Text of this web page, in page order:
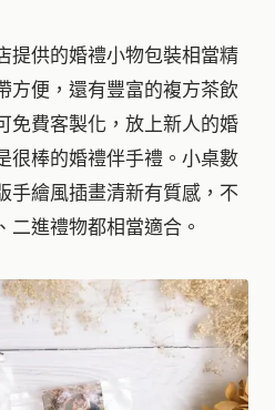
提供的婚禮小物包裝相當精
方便，還有豐富的複方茶飲
免費客製化，放上新人的婚
很棒的婚禮伴手禮。小桌數
手繪風插畫清新有質感，不
二進禮物都相當適合。